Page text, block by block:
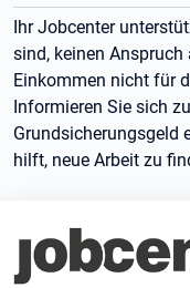
Ihr Jobcenter
sind, keinen
Einkommen nicht für
Informieren Sie sich
Grundsicherungsgeld
hilft, neue Arbeit zu
Branding-